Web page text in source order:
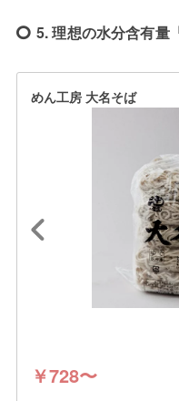
5. 理想の水分含有量
めん工房 大名そば
￥728〜